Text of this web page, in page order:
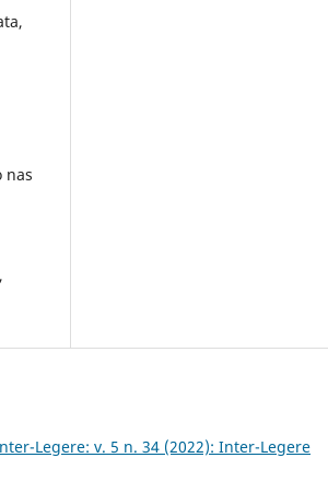
nas
Legere: v. 5 n. 34 (2022): Inter-Legere